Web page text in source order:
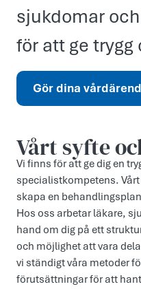
sjukdomar
för att ge
Gör dina
Vårt syfte
Vi finns för att ge dig en
specialistkompetens.
skapa en
Hos oss arbetar läkare,
hand om dig på ett
och möjlighet att vara
vi ständigt våra metoder
förutsättningar för att